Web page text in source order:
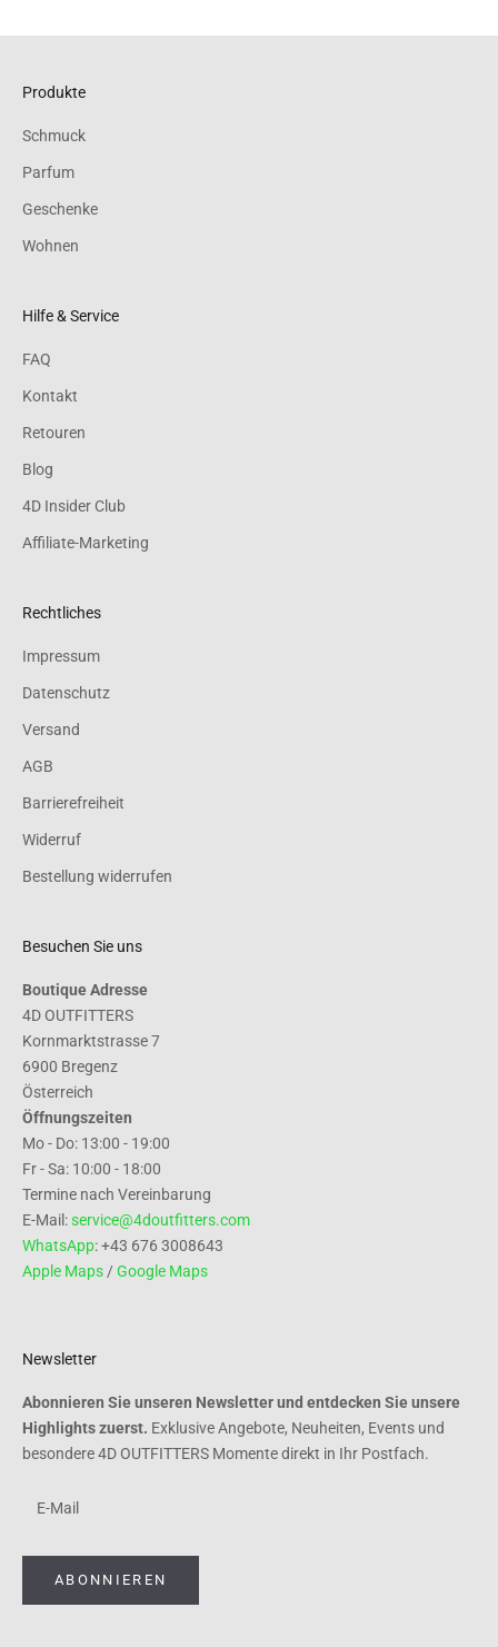
Produkte
Schmuck
Parfum
Geschenke
Wohnen
Hilfe & Service
FAQ
Kontakt
Retouren
Blog
4D Insider Club
Affiliate-Marketing
Rechtliches
Impressum
Datenschutz
Versand
AGB
Barrierefreiheit
Widerruf
Bestellung widerrufen
Besuchen Sie uns
Boutique Adresse
4D OUTFITTERS
Kornmarktstrasse 7
6900 Bregenz
Österreich
Öffnungszeiten
Mo - Do: 13:00 - 19:00
Fr - Sa: 10:00 - 18:00
Termine nach Vereinbarung
E-Mail:service@4doutfitters.com
WhatsApp: +43 676 3008643
Apple Maps / Google Maps
Newsletter
Abonnieren Sie unseren Newsletter und entdecken Sie unsere
Highlights zuerst. Exklusive Angebote, Neuheiten, Events und
besondere 4D OUTFITTERS Momente direkt in Ihr Postfach.
ABONNIEREN